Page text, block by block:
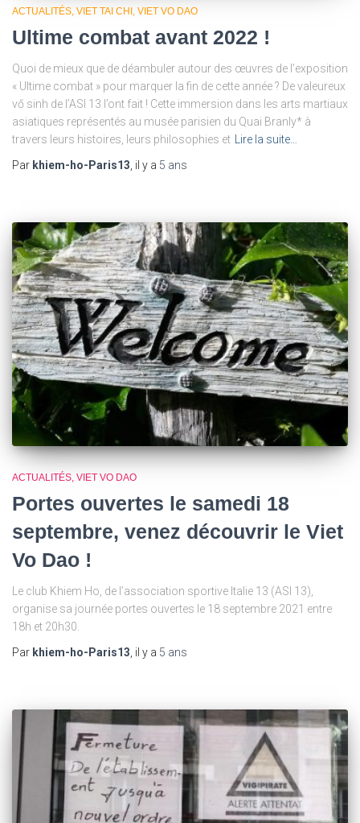
ACTUALITÉS VIET TAI CHI VIET VO DAO
Ultime combat avant 2022 !
Quoi de mieux que de déambuler autour des œuvres de l’exposition
« Ultime combat » pour marquer la fin de cette année ? De valeureux
vő sinh de l’ASI 13 l’ont fait ! Cette immersion dans les arts martiaux
asiatiques représentés au musée parisien du Quai Branly* à
travers leurs histoires, leurs philosophies et
Lire la suite…
Par khiem-ho-Paris13 , il y a 5 ans
ACTUALITÉS VIET VO DAO
Portes ouvertes le samedi 18
septembre, venez découvrir le Viet
Vo Dao !
Le club Khiem Ho, de l’association sportive Italie 13 (ASI 13),
organise sa journée portes ouvertes le 18 septembre 2021 entre
18h et 20h30.
Par khiem-ho-Paris13, il y a 5 ans